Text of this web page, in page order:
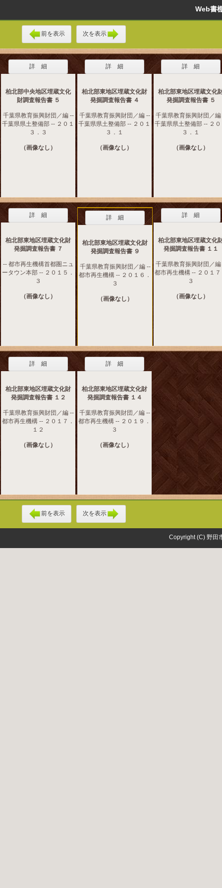
Web
前を表示 次を表示
詳 細
柏北部中央地区埋蔵文化
財調査報告書 ５
千葉県教育振興財団／編 --
千葉県県土整備部 -- ２０１
３．３
（画像なし）
詳 細
柏北部東地区埋蔵文化財
発掘調査報告書 ４
千葉県教育振興財団／編 --
千葉県県土整備部 -- ２０１
３．１
（画像なし）
詳 細
柏北部東地区埋蔵文化
発掘調査報告書 ５
千葉県教育振興財団／編
千葉県県土整備部 -- ２
３．１
（画像なし）
詳 細
柏北部東地区埋蔵文化財
発掘調査報告書 ７
-- 都市再生機構首都圏ニュ
ータウン本部 -- ２０１５．
３
（画像なし）
詳 細
柏北部東地区埋蔵文化財
発掘調査報告書 ９
千葉県教育振興財団／編 --
都市再生機構 -- ２０１６．
３
（画像なし）
詳 細
柏北部東地区埋蔵文化
発掘調査報告書 １１
千葉県教育振興財団／編
都市再生機構 -- ２０１
３
（画像なし）
詳 細
柏北部東地区埋蔵文化財
発掘調査報告書 １２
千葉県教育振興財団／編 --
都市再生機構 -- ２０１７．
１２
（画像なし）
詳 細
柏北部東地区埋蔵文化財
発掘調査報告書 １４
千葉県教育振興財団／編 --
都市再生機構 -- ２０１９．
３
（画像なし）
前を表示 次を表示
Copyright (C) 野田